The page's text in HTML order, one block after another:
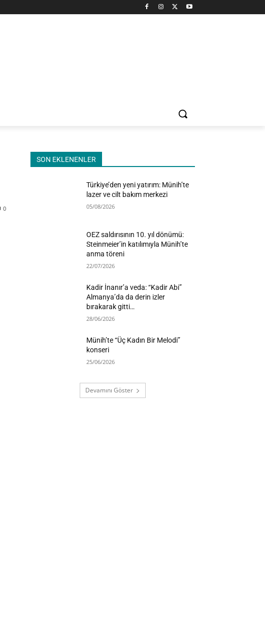
0
SON EKLENENLER
Türkiye’den yeni yatırım: Münih’te
lazer ve cilt bakım merkezi
05/08/2026
OEZ saldırısının 10. yıl dönümü:
Steinmeier’in katılımıyla Münih’te
anma töreni
22/07/2026
Kadir İnanır’a veda: “Kadir Abi”
Almanya’da da derin izler
bırakarak gitti…
28/06/2026
Münih’te “Üç Kadın Bir Melodi”
konseri
25/06/2026
Devamını Göster